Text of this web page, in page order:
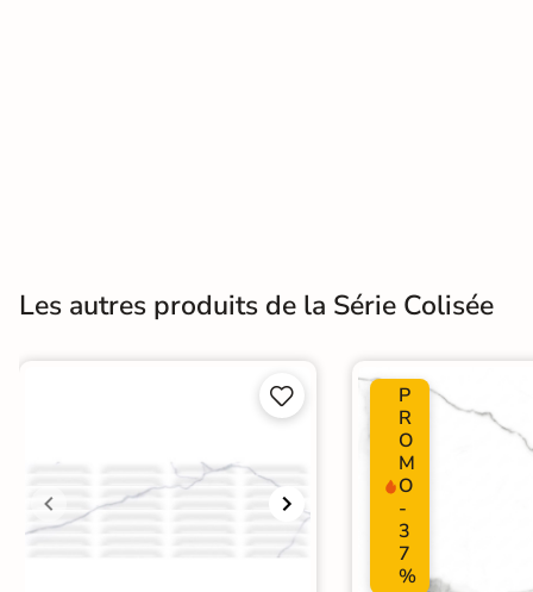
Carrelage
Parement
Les autres produits de la Série Colisée


P
R
O
M
O
-
3
7
%